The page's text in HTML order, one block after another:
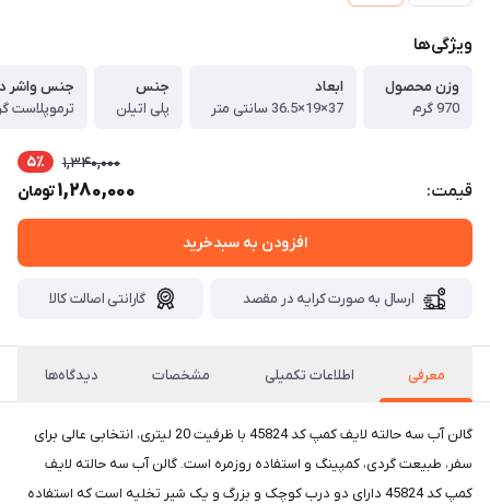
ویژگی‌ها
وزن محصول
970 گرم
ابعاد
37×19×36.5 سانتی متر
جنس
پلی اتیلن
جنس واشر
ترموپلاست
قیمت:
1,340,000 5٪
1,280,000تومان
افزودن به سبدخرید
ارسال به صورت کرایه در مقصد گارانتی اصالت کالا
معرفی اطلاعات تکمیلی مشخصات دیدگاه‌ها
گالن آب سه حالته لايف کمپ کد 45824 با ظرفیت 20 لیتری، انتخابی عالی برای
سفر، طبیعت گردی، کمپینگ و استفاده روزمره است. گالن آب سه حالته لايف
کمپ کد 45824 دارای دو درب کوچک و بزرگ و یک شیر تخلیه است که استفاده